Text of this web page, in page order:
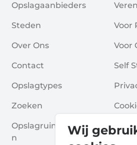
Wij
Opslagaanbieders
Steden
Over Ons
Contact
Opslagtypes
Zoeken
Opslagruimte Aanvrage
N
Voor
Voor
Self